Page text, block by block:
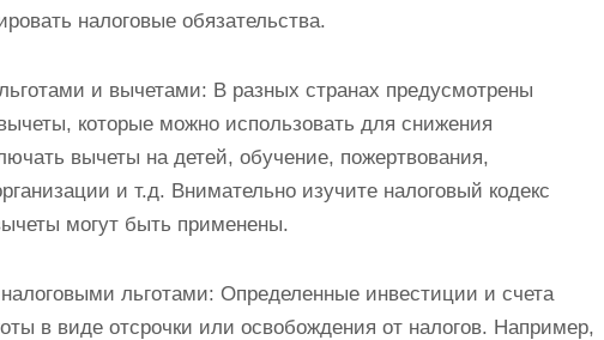
налоговые обязательства.
и вычетами: В разных странах предусмотрены
которые можно использовать для снижения
вычеты на детей, обучение, пожертвования,
и т.д. Внимательно изучите налоговый кодекс
могут быть применены.
льготами: Определенные инвестиции и счета
в виде отсрочки или освобождения от налогов. Например,